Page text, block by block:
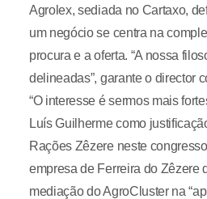
Agrolex, sediada no Cartaxo,
um negócio se centra na
procura e a oferta. “A nossa
delineadas”, garante o director
“O interesse é sermos mais
Luís Guilherme como
Rações Zêzere neste
empresa de Ferreira do Zêzere
mediação do AgroCluster na